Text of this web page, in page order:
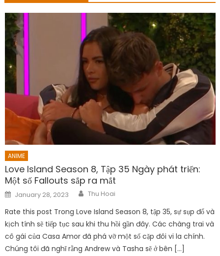
ANIME
Love Island Season 8, Tập 35 Ngày phát triển:
Một số Fallouts sắp ra mắt
Posted
on
January 28, 2023 Author
Thu Hoai
Rate this post Trong Love Island Season 8, tập 35, sự sụp đổ và
kịch tính sẽ tiếp tục sau khi thu hồi gần đây. Các chàng trai và
cô gái của Casa Amor đã phá vỡ một số cặp đôi vi la chính.
Chúng tôi đã nghĩ rằng Andrew và Tasha sẽ ở bên […]